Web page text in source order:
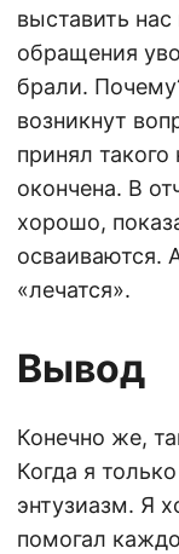
выставить
обращения
брали.
возникнут
принял
окончена. В
хорошо,
осваиваются.
«лечатся».
Вывод
Конечно же,
Когда я
энтузиазм. Я
помогал